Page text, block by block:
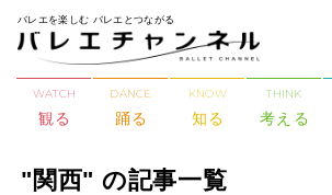
バレエを楽しむ バレエとつながる
WATCH
観る
DANCE
踊る
KNOW
知る
THINK
考える
"関西" の記事一覧